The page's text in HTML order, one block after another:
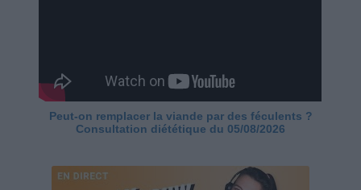
Peut-on remplacer la viande par des féculents ?
Consultation diététique du 05/08/2026